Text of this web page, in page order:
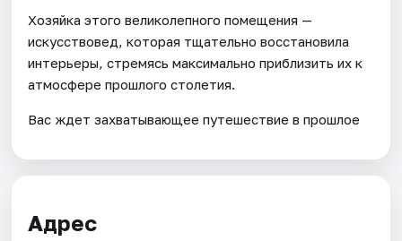
Хозяйка этого великолепного помещения —
искусствовед, которая тщательно восстановила
интерьеры, стремясь максимально приблизить их к
атмосфере прошлого столетия.
Вас ждет захватывающее путешествие в прошлое
Адрес